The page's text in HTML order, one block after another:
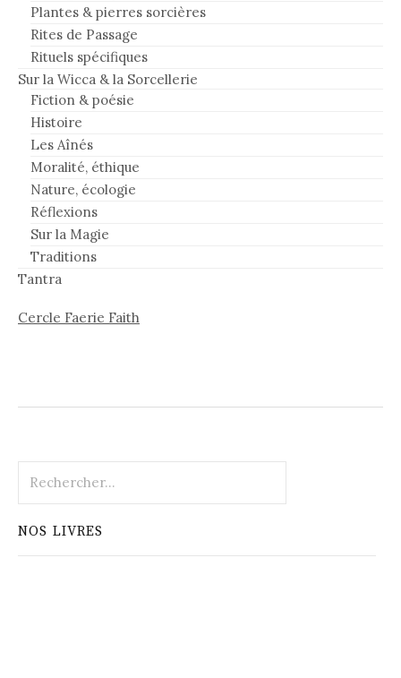
Plantes & pierres sorcières
Rites de Passage
Rituels spécifiques
Sur la Wicca & la Sorcellerie
Fiction & poésie
Histoire
Les Aînés
Moralité, éthique
Nature, écologie
Réflexions
Sur la Magie
Traditions
Tantra
Cercle Faerie Faith
NOS LIVRES